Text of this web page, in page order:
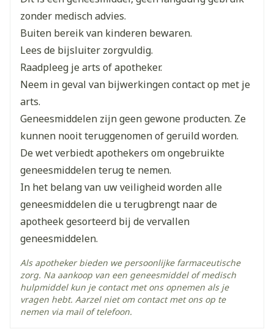
Breedte 32 mm
Lengte
Diepte 45 mm
Verpakking
30
Actieve
Ingrediënten
solifenacine succinaat
Behoud
Kamertemperatuur (15°C -
25°C)
zonder medisch advies.
Buiten bereik van kinderen bewaren.
Lees de bijsluiter zorgvuldig.
Raadpleeg je arts of apotheker.
Neem in geval van bijwerkingen contact op met je
arts.
Geneesmiddelen zijn geen gewone producten. Ze
kunnen nooit teruggenomen of geruild worden.
De wet verbiedt apothekers om ongebruikte
geneesmiddelen terug te nemen.
In het belang van uw veiligheid worden alle
geneesmiddelen die u terugbrengt naar de
apotheek gesorteerd bij de vervallen
geneesmiddelen.
Als apotheker bieden we persoonlijke farmaceutische
zorg. Na aankoop van een geneesmiddel of medisch
hulpmiddel kun je contact met ons opnemen als je
vragen hebt. Aarzel niet om contact met ons op te
nemen via mail of telefoon.